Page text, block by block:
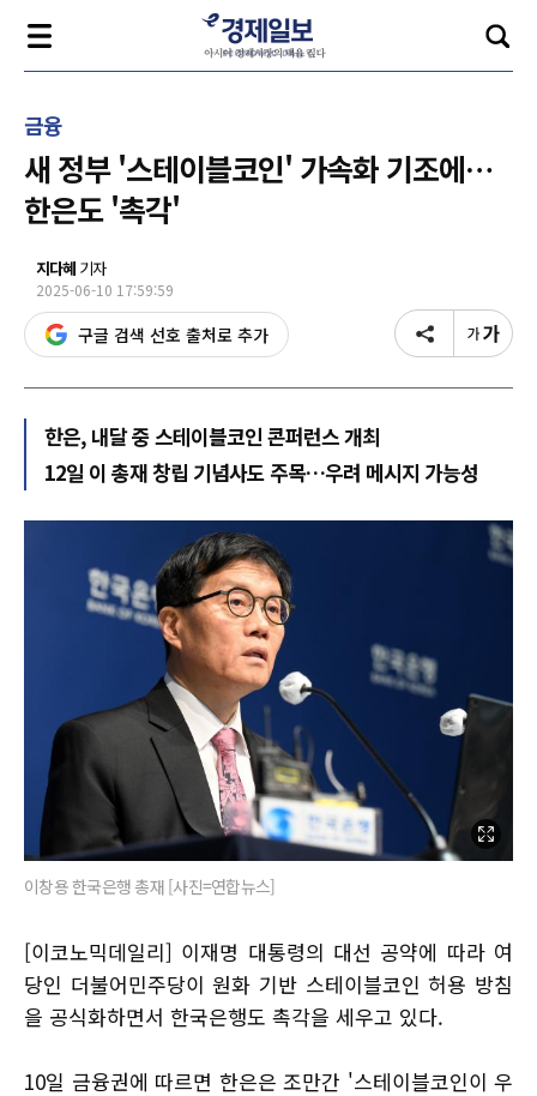
금융
새 정부 '스테이블코인' 가속화 기조에…
한은도 '촉각'
지다혜 기자
2025-06-10 17:59:59
구글 검색 선호 출처로 추가
한은, 내달 중 스테이블코인 콘퍼런스 개최
12일 이 총재 창립 기념사도 주목…우려 메시지 가능성
이창용 한국은행 총재 [사진=연합뉴스]
[이코노믹데일리] 이재명 대통령의 대선 공약에 따라 여
당인 더불어민주당이 원화 기반 스테이블코인 허용 방침
을 공식화하면서 한국은행도 촉각을 세우고 있다.
10일 금융권에 따르면 한은은 조만간 '스테이블코인이 우